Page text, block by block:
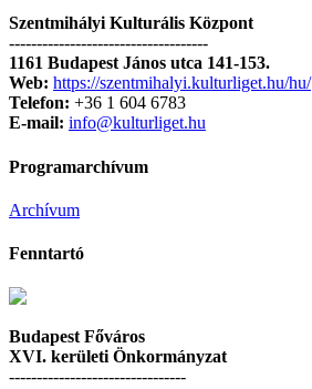
Szentmihályi Kulturális Központ
------------------------------------
1161 Budapest János utca 141-153.
Web: https://szentmihalyi.kulturliget.hu/hu/
Telefon: +36 1 604 6783
E-mail: info@kulturliget.hu
Programarchívum
Archívum
Fenntartó
Budapest Főváros
XVI. kerületi Önkormányzat
--------------------------------